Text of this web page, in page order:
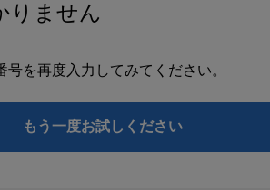
りません
号を再度入力してみてください。
もう一度お試しください